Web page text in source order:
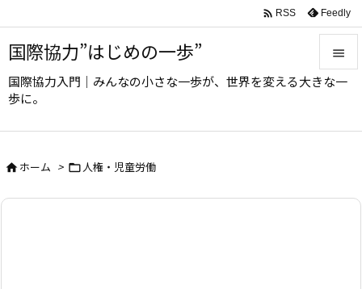
国際協力”はじめの一歩”
国際協力入門｜みんなの小さな一歩が、世界を変える大きな一
歩に。



 RSS Feedly
ホーム > 人権・児童労働